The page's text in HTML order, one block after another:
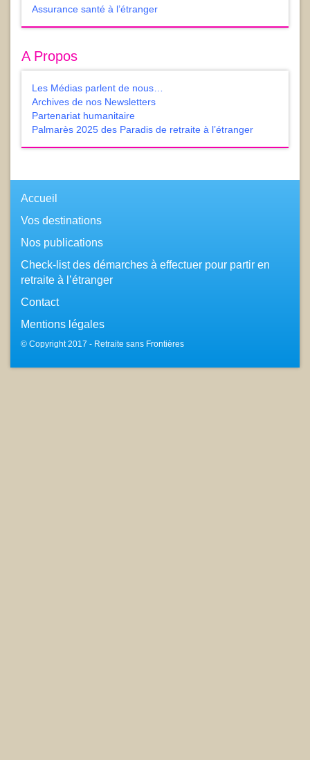
Assurance santé à l’étranger
A Propos
Les Médias parlent de nous…
Archives de nos Newsletters
Partenariat humanitaire
Palmarès 2025 des Paradis de retraite à l’étranger
Accueil
Vos destinations
Nos publications
Check-list des démarches à effectuer pour partir en
retraite à l’étranger
Contact
Mentions légales
© Copyright 2017 - Retraite sans Frontières